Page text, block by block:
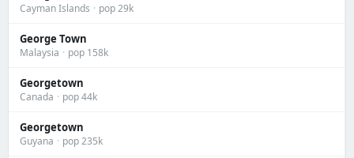
Cayman Islands · pop 29k
George Town
Malaysia · pop 158k
Georgetown
Canada · pop 44k
Georgetown
Guyana · pop 235k